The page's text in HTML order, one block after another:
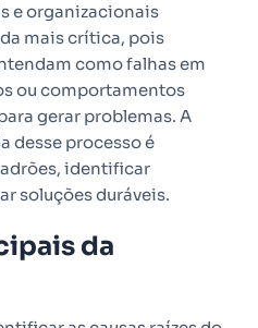
e organizacionais
mais crítica, pois
como falhas em
ou comportamentos
gerar problemas. A
desse processo é
identificar
soluções duráveis.
da